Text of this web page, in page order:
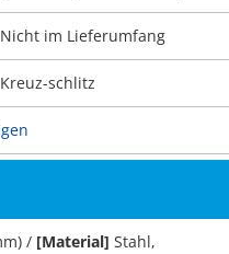
Nicht im Lieferumfang
Kreuz-schlitz
/ [Material] Stahl,